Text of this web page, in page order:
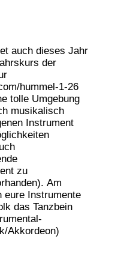
auch dieses Jahr
der
hummel-1-26
tolle Umgebung
musikalisch
Instrument
zu
Am
eure Instrumente
das Tanzbein
Akkordeon)